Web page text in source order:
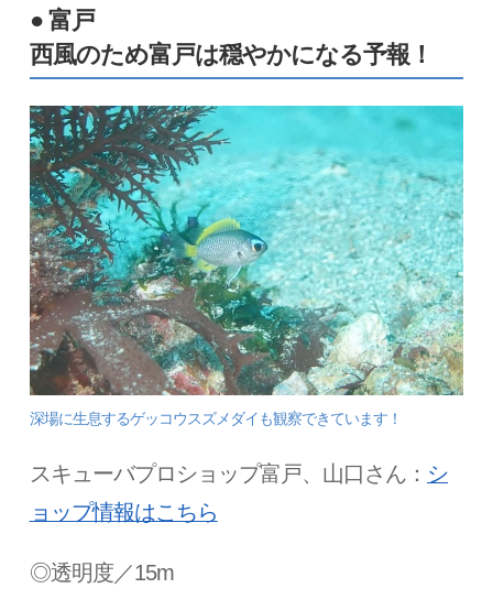
● 富戸
西風のため富戸は穏やかになる予報！
深場に生息するゲッコウスズメダイも観察できています！
スキューバプロショップ富戸、山口さん： シ
ョップ情報はこちら
◎透明度／15m